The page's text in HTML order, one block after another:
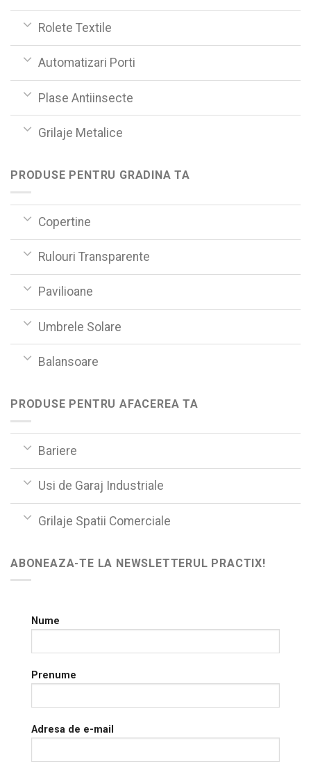
Rolete Textile
Automatizari Porti
Plase Antiinsecte
Grilaje Metalice
PRODUSE PENTRU GRADINA TA
Copertine
Rulouri Transparente
Pavilioane
Umbrele Solare
Balansoare
PRODUSE PENTRU AFACEREA TA
Bariere
Usi de Garaj Industriale
Grilaje Spatii Comerciale
ABONEAZA-TE LA NEWSLETTERUL PRACTIX!
Nume
Prenume
Adresa de e-mail